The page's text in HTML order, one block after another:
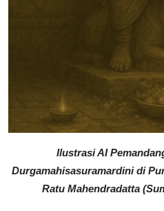
Ilustrasi AI
Durgamahisasuramardini di
Ratu Mahendradatta